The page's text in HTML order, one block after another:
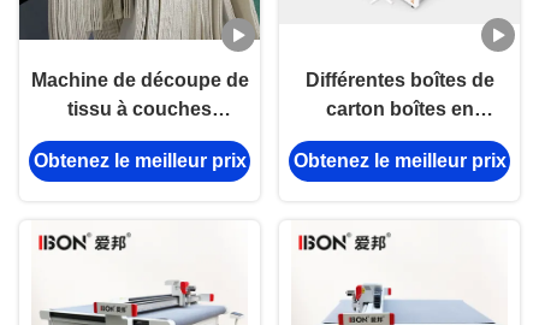
Machine de découpe de
tissu à couches
multiples.
Obtenez le meilleur prix
Différentes boîtes de
carton boîtes en
plastique machine de
découpe numérique
l'emballage
Obtenez le meilleur prix